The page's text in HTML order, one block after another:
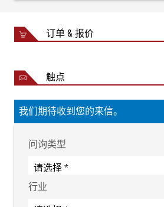
订单 & 报价
触点
我们期待收到您的来信。
问询类型
行业